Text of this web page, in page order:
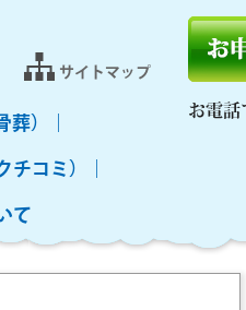
サイトマップ
）
コミ）
て
お電